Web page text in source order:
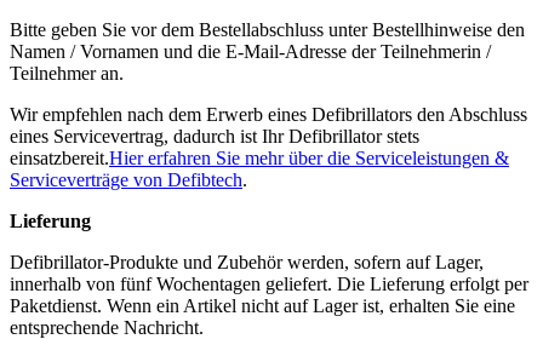
Bitte geben Sie vor dem Bestellabschluss unter Bestellhinweise den
Namen / Vornamen und die E-Mail-Adresse der Teilnehmerin /
Teilnehmer an.
Wir empfehlen nach dem Erwerb eines Defibrillators den Abschluss
eines Servicevertrag, dadurch ist Ihr Defibrillator stets
einsatzbereit.Hier erfahren Sie mehr über die Serviceleistungen &
Serviceverträge von Defibtech.
Lieferung
Defibrillator-Produkte und Zubehör werden, sofern auf Lager,
innerhalb von fünf Wochentagen geliefert. Die Lieferung erfolgt per
Paketdienst. Wenn ein Artikel nicht auf Lager ist, erhalten Sie eine
entsprechende Nachricht.